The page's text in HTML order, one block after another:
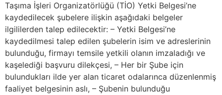
Taşıma İşleri Organizatörlüğü (TİO) Yetki Belgesi’ne
kaydedilecek şubelere ilişkin aşağıdaki belgeler
ilgililerden talep edilecektir: – Yetki Belgesi’ne
kaydedilmesi talep edilen şubelerin isim ve adreslerinin
bulunduğu, firmayı temsile yetkili olanın imzaladığı ve
kaşelediği başvuru dilekçesi, – Her bir Şube için
bulundukları ilde yer alan ticaret odalarınca düzenlenmiş
faaliyet belgesinin aslı, – Şubenin bulunduğu